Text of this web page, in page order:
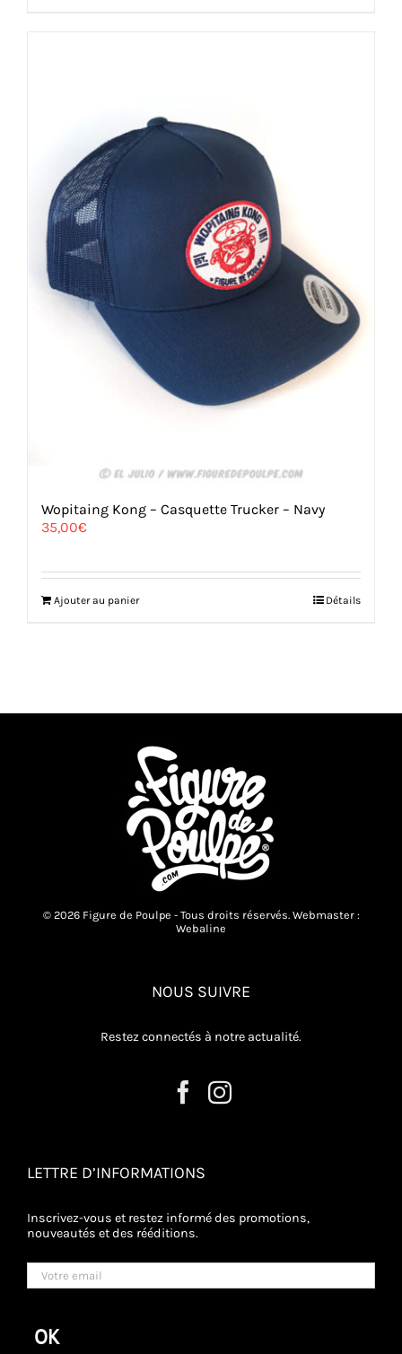
Wopitaing Kong – Casquette Trucker – Navy
35,00€
Ajouter au panier Détails
© 2026 Figure de Poulpe - Tous droits réservés. Webmaster :
Webaline
NOUS SUIVRE
Restez connectés à notre actualité.
LETTRE D’INFORMATIONS
Inscrivez-vous et restez informé des promotions,
nouveautés et des rééditions.